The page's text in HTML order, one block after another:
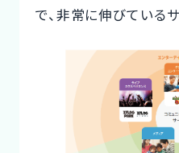
で、非常に伸びている